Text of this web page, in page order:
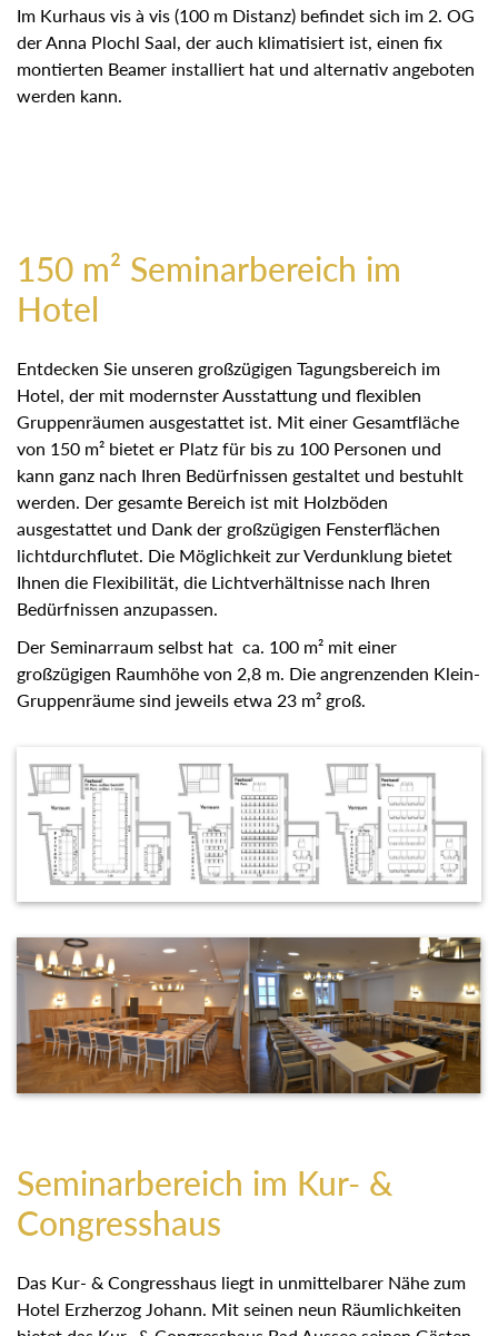
Im Kurhaus vis à vis (100 m Distanz) befindet sich im 2. OG
der Anna Plochl Saal, der auch klimatisiert ist, einen fix
montierten Beamer installiert hat und alternativ angeboten
werden kann.
150 m² Seminarbereich im
Hotel
Entdecken Sie unseren großzügigen Tagungsbereich im
Hotel, der mit modernster Ausstattung und flexiblen
Gruppenräumen ausgestattet ist. Mit einer Gesamtfläche
von 150 m² bietet er Platz für bis zu 100 Personen und
kann ganz nach Ihren Bedürfnissen gestaltet und bestuhlt
werden. Der gesamte Bereich ist mit Holzböden
ausgestattet und Dank der großzügigen Fensterflächen
lichtdurchflutet. Die Möglichkeit zur Verdunklung bietet
Ihnen die Flexibilität, die Lichtverhältnisse nach Ihren
Bedürfnissen anzupassen.
Der Seminarraum selbst hat ca. 100 m² mit einer
großzügigen Raumhöhe von 2,8 m. Die angrenzenden Klein-
Gruppenräume sind jeweils etwa 23 m² groß.
Seminarbereich im Kur- &
Congresshaus
Das Kur- & Congresshaus liegt in unmittelbarer Nähe zum
Hotel Erzherzog Johann. Mit seinen neun Räumlichkeiten